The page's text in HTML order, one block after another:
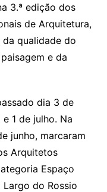
3.ª edição dos
de Arquitetura,
qualidade do
e da
dia 3 de
1 de julho. Na
junho, marcaram
Arquitetos
Espaço
do Rossio